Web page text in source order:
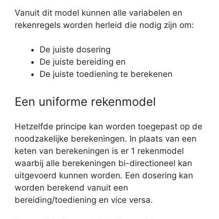
Vanuit dit model kunnen alle variabelen en
rekenregels worden herleid die nodig zijn om:
De juiste dosering
De juiste bereiding en
De juiste toediening te berekenen
Een uniforme rekenmodel
Hetzelfde principe kan worden toegepast op de
noodzakelijke berekeningen. In plaats van een
keten van berekeningen is er 1 rekenmodel
waarbij alle berekeningen bi-directioneel kan
uitgevoerd kunnen worden. Een dosering kan
worden berekend vanuit een
bereiding/toediening en vice versa.